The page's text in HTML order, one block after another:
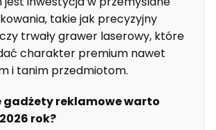
takie jak precyzyjny
trwały grawer laserowy, które
charakter premium nawet
i tanim przedmiotom.
gadżety reklamowe warto
rok?